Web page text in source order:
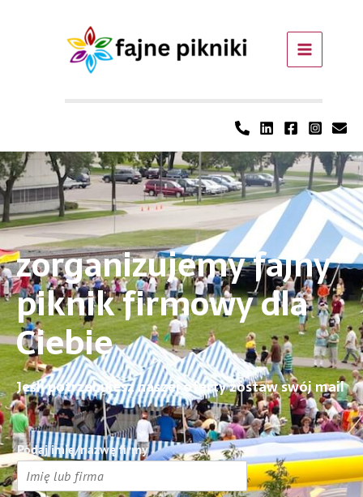
zorganizujemy fajny
piknik firmowy dla
Ciebie
Jeśli potrzebujesz naszej oferty zostaw swój mail
Podaj imię/nazwę firmy